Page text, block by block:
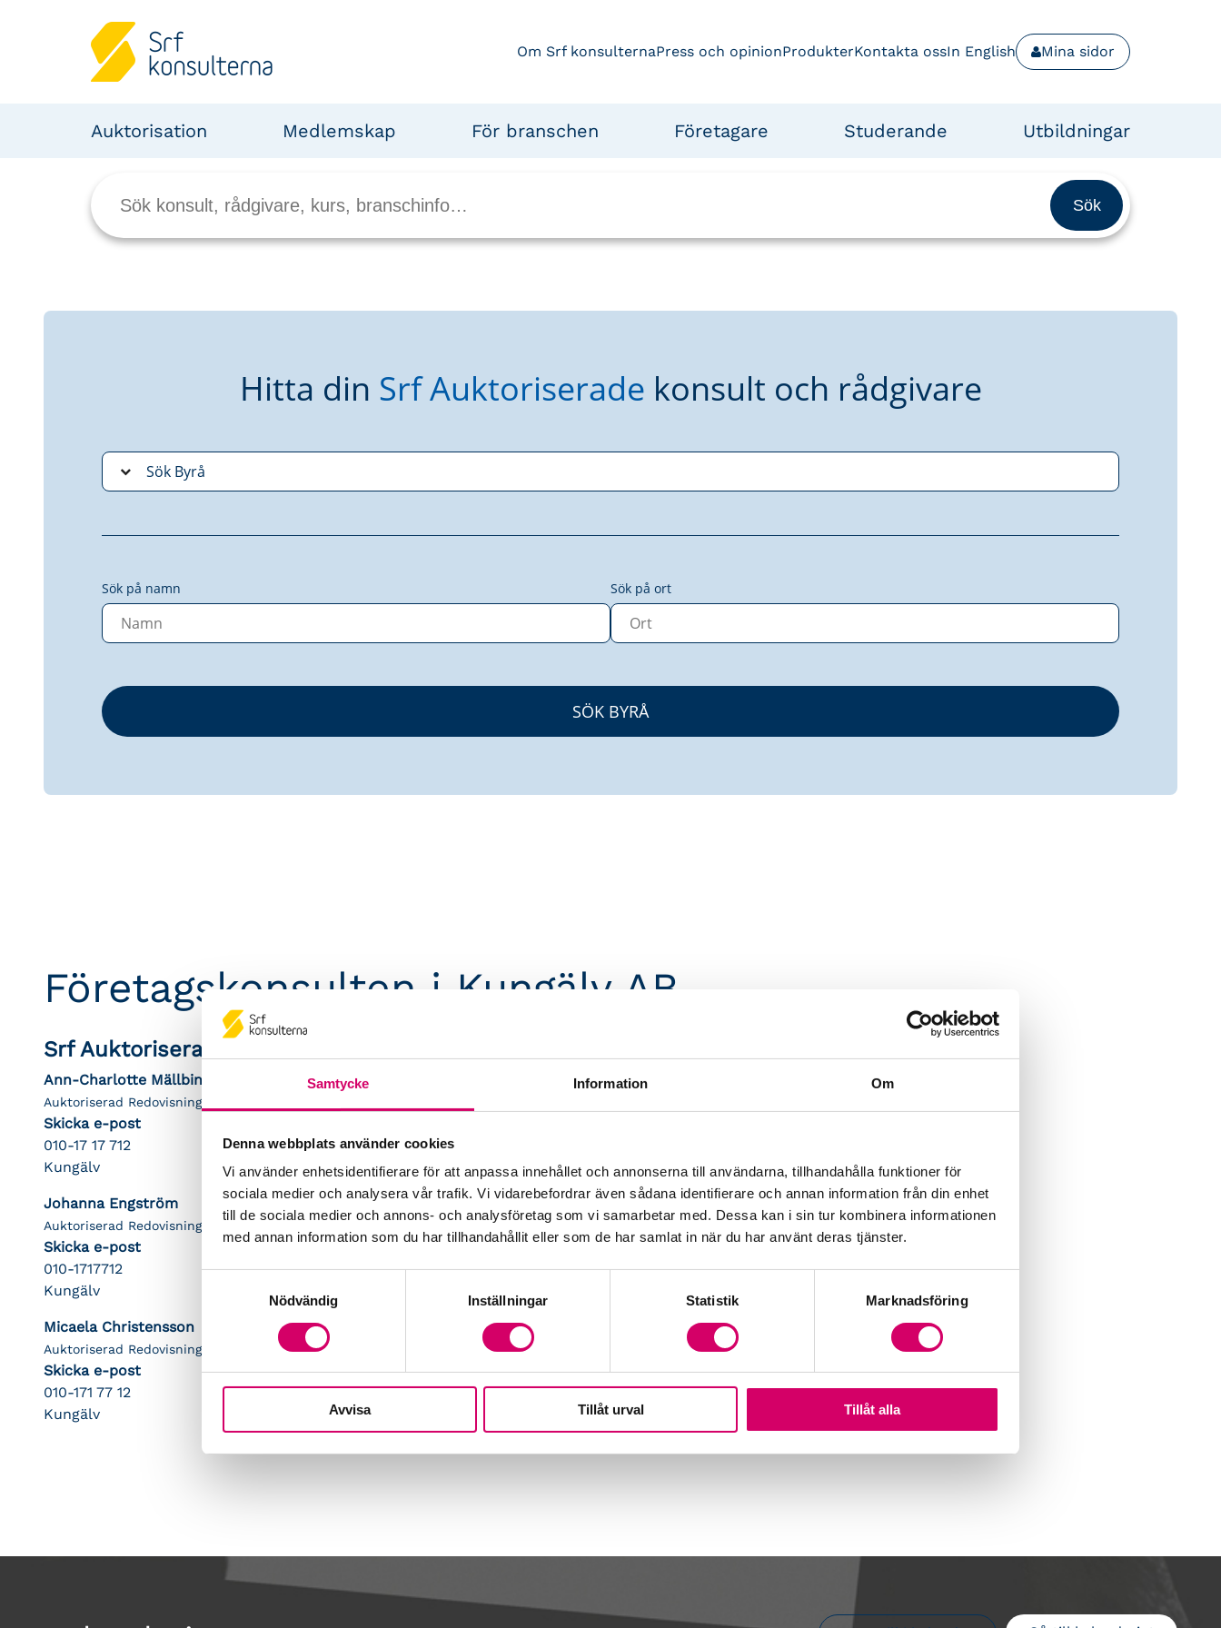
Samtycke Information Om
Denna webbplats använder cookies
Vi använder enhetsidentifierare för att anpassa innehållet och annonserna till användarna, tillhandahålla funktioner för
sociala medier och analysera vår trafik. Vi vidarebefordrar även sådana identifierare och annan information från din enhet
till de sociala medier och annons- och analysföretag som vi samarbetar med. Dessa kan i sin tur kombinera informationen
med annan information som du har tillhandahållit eller som de har samlat in när du har använt deras tjänster.
Nödvändig
Inställningar Statistik Marknadsföring
Avvisa Tillåt urval Tillåt alla
Om Srf konsulternaPress och opinionProdukterKontakta ossIn English Mina sidor
Auktorisation Medlemskap För branschen Företagare Studerande Utbildningar
Hitta din Srf Auktoriserade konsult och rådgivare
Sök på namn Sök på ort
Företagskonsulten i Kungälv AB
Srf Auktoriserade konsulter
Ann-Charlotte Mällbin
Auktoriserad Redovisnings- och Lönekonsult, Srf Certifierad Affärsrådgivare
Skicka e-post
010-17 17 712
Kungälv
Johanna Engström
Auktoriserad Redovisningskonsult
Skicka e-post
010-1717712
Kungälv
Micaela Christensson
Auktoriserad Redovisningskonsult
Skicka e-post
010-171 77 12
Kungälv